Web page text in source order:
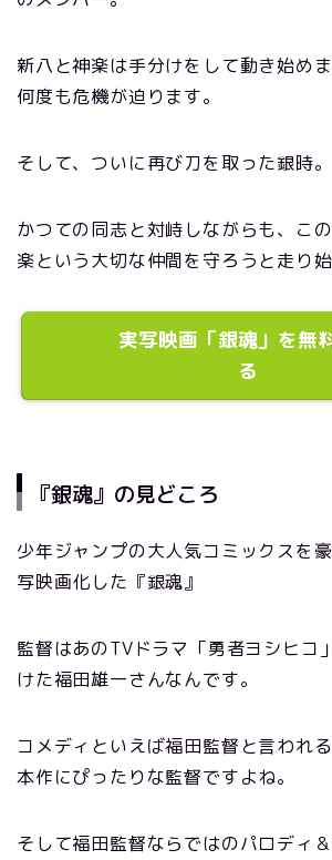
新八と神楽は手分けをして動き始め
何度も危機が迫ります。
そして、ついに再び刀を取った銀時。
かつての同志と対峙しながらも、こ
楽という大切な仲間を守ろうと走り
実写映画「銀魂」を無
る
『銀魂』の見どころ
少年ジャンプの大人気コミックスを
写映画化した『銀魂』
監督はあのTVドラマ「勇者ヨシヒコ
けた福田雄一さんなんです。
コメディといえば福田監督と言われる
本作にぴったりな監督ですよね。
そして福田監督ならではのパロディ